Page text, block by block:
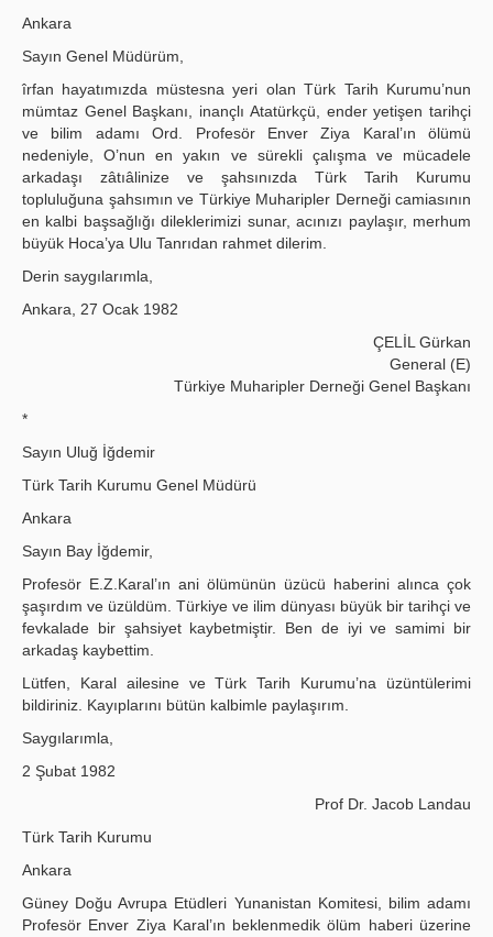
Ankara
Sayın Genel Müdürüm,
îrfan hayatımızda müstesna yeri olan Türk Tarih Kurumu’nun
mümtaz Genel Başkanı, inançlı Atatürkçü, ender yetişen tarihçi
ve bilim adamı Ord. Profesör Enver Ziya Karal’ın ölümü
nedeniyle, O’nun en yakın ve sürekli çalışma ve mücadele
arkadaşı zâtıâlinize ve şahsınızda Türk Tarih Kurumu
topluluğuna şahsımın ve Türkiye Muharipler Derneği camiasının
en kalbi başsağlığı dileklerimizi sunar, acınızı paylaşır, merhum
büyük Hoca’ya Ulu Tanrıdan rahmet dilerim.
Derin saygılarımla,
Ankara, 27 Ocak 1982
ÇELİL Gürkan
General (E)
Türkiye Muharipler Derneği Genel Başkanı
*
Sayın Uluğ İğdemir
Türk Tarih Kurumu Genel Müdürü
Ankara
Sayın Bay İğdemir,
Profesör E.Z.Karal’ın ani ölümünün üzücü haberini alınca çok
şaşırdım ve üzüldüm. Türkiye ve ilim dünyası büyük bir tarihçi ve
fevkalade bir şahsiyet kaybetmiştir. Ben de iyi ve samimi bir
arkadaş kaybettim.
Lütfen, Karal ailesine ve Türk Tarih Kurumu’na üzüntülerimi
bildiriniz. Kayıplarını bütün kalbimle paylaşırım.
Saygılarımla,
2 Şubat 1982
Prof Dr. Jacob Landau
Türk Tarih Kurumu
Ankara
Güney Doğu Avrupa Etüdleri Yunanistan Komitesi, bilim adamı
Profesör Enver Ziya Karal’ın beklenmedik ölüm haberi üzerine